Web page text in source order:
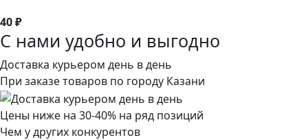
40 ₽
С нами удобно и выгодно
Доставка курьером день в день
При заказе товаров по городу Казани
Цены ниже на 30-40% на ряд позиций
Чем у других конкурентов